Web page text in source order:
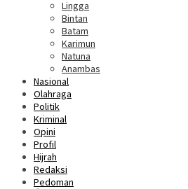
Lingga
Bintan
Batam
Karimun
Natuna
Anambas
Nasional
Olahraga
Politik
Kriminal
Opini
Profil
Hijrah
Redaksi
Pedoman